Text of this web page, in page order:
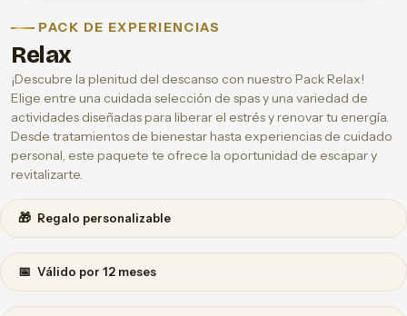
PACK DE EXPERIENCIAS
Relax
¡Descubre la plenitud del descanso con nuestro Pack Relax!
Elige entre una cuidada selección de spas y una variedad de
actividades diseñadas para liberar el estrés y renovar tu energía.
Desde tratamientos de bienestar hasta experiencias de cuidado
personal, este paquete te ofrece la oportunidad de escapar y
revitalizarte.
🎁 Regalo personalizable
📅 Válido por 12 meses